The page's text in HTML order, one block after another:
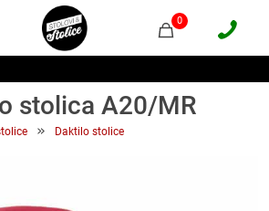
0
stolica A20/MR
» Daktilo stolice